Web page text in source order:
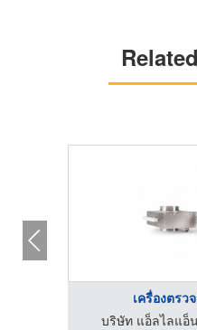
เครื่องตรว
บริษัท แอ็ลไลแอ็